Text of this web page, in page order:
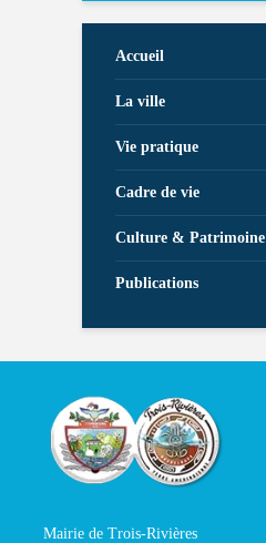
Accueil
La ville
Vie pratique
Cadre de vie
Culture & Patrimoine
Publications
Mairie de Trois-Rivières